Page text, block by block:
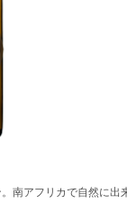
南アフリカで自然に出